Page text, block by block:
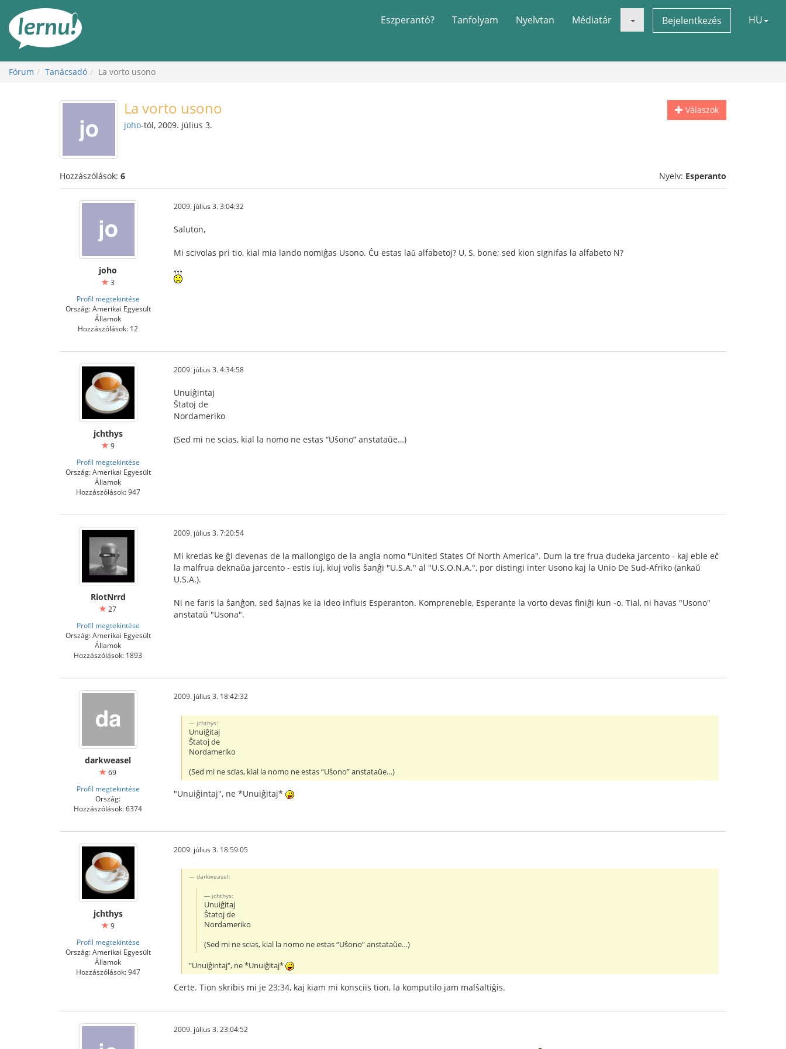
Eszperantó? Tanfolyam Nyelvtan Médiatár Bejelentkezés HU
Fórum Tanácsadó La vorto usono
Válaszok
La vorto usono
joho-tól, 2009. július 3.
Hozzászólások: 6 Nyelv: Esperanto
joho
3
Profil megtekintése
Ország: Amerikai Egyesült
Államok
Hozzászólások: 12
2009. július 3. 3:04:32
Saluton,
Mi scivolas pri tio, kial mia lando nomiĝas Usono. Ĉu estas laǔ alfabetoj? U, S, bone; sed kion signifas la alfabeto N?
jchthys
9
Profil megtekintése
Ország: Amerikai Egyesült
Államok
Hozzászólások: 947
2009. július 3. 4:34:58
Unuiĝintaj
Ŝtatoj de
Nordameriko
(Sed mi ne scias, kial la nomo ne estas “Uŝono” anstataŭe…)
RiotNrrd
27
Profil megtekintése
Ország: Amerikai Egyesült
Államok
Hozzászólások: 1893
2009. július 3. 7:20:54
Mi kredas ke ĝi devenas de la mallongigo de la angla nomo "United States Of North America". Dum la tre frua dudeka jarcento - kaj eble eĉ
la malfrua deknaŭa jarcento - estis iuj, kiuj volis ŝanĝi "U.S.A." al "U.S.O.N.A.", por distingi inter Usono kaj la Unio De Sud-Afriko (ankaŭ
U.S.A.).
Ni ne faris la ŝanĝon, sed ŝajnas ke la ideo influis Esperanton. Kompreneble, Esperante la vorto devas finiĝi kun -o. Tial, ni havas "Usono"
anstataŭ "Usona".
darkweasel
69
Profil megtekintése
Ország:
Hozzászólások: 6374
2009. július 3. 18:42:32
jchthys:
Unuiĝitaj
Ŝtatoj de
Nordameriko
(Sed mi ne scias, kial la nomo ne estas “Uŝono” anstataŭe…)
"Unuiĝintaj", ne *Unuiĝitaj*
jchthys
9
Profil megtekintése
Ország: Amerikai Egyesült
Államok
Hozzászólások: 947
2009. július 3. 18:59:05
darkweasel:
jchthys:
Unuiĝitaj
Ŝtatoj de
Nordameriko
(Sed mi ne scias, kial la nomo ne estas “Uŝono” anstataŭe…)
"Unuiĝintaj", ne *Unuiĝitaj*
Certe. Tion skribis mi je 23:34, kaj kiam mi konsciis tion, la komputilo jam malŝaltiĝis.
2009. július 3. 23:04:52